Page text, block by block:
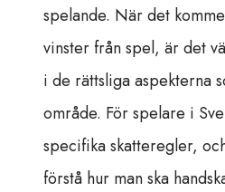
spelande. När det
vinster från spel, är det
i de rättsliga aspekterna
område. För spelare i
specifika skatteregler,
förstå hur man ska